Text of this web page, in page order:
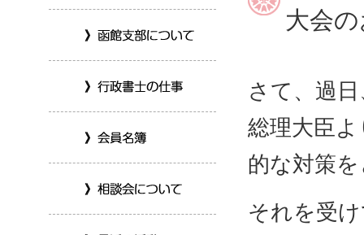
大会
さて、過
総理大臣
的な対策
それを受